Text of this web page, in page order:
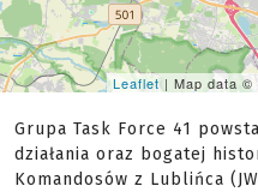
Leaflet | Map data ©
Grupa Task Force 41
działania oraz bogatej
Komandosów z Lublińca